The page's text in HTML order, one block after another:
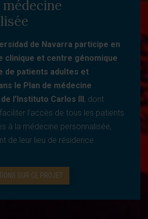
de Navarra participe en
clinique et centre génomique
de patients adultes et
le Plan de médecine
l’Instituto Carlos III, dont
l’accès de tous les patients
à la médecine personnalisée,
de leur lieu de résidence.
SUR CE PROJET